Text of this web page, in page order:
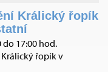
Králický řopík
do 17:00 hod.
řopík v